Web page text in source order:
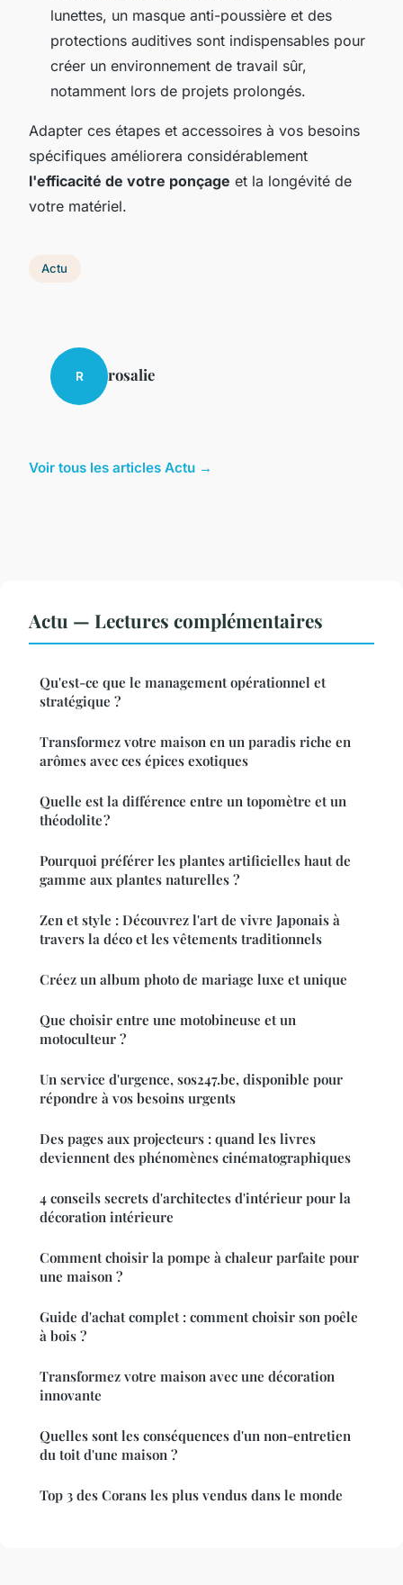
lunettes, un masque anti-poussière et des
protections auditives sont indispensables pour
créer un environnement de travail sûr,
notamment lors de projets prolongés.
Adapter ces étapes et accessoires à vos besoins
spécifiques améliorera considérablement
l'efficacité de votre ponçage et la longévité de
votre matériel.
Actu
R rosalie
Voir tous les articles Actu →
Actu — Lectures complémentaires
Qu'est-ce que le management opérationnel et
stratégique ?
Transformez votre maison en un paradis riche en
arômes avec ces épices exotiques
Quelle est la différence entre un topomètre et un
théodolite ?
Pourquoi préférer les plantes artificielles haut de
gamme aux plantes naturelles ?
Zen et style : Découvrez l'art de vivre Japonais à
travers la déco et les vêtements traditionnels
Créez un album photo de mariage luxe et unique
Que choisir entre une motobineuse et un
motoculteur ?
Un service d'urgence, sos247.be, disponible pour
répondre à vos besoins urgents
Des pages aux projecteurs : quand les livres
deviennent des phénomènes cinématographiques
4 conseils secrets d'architectes d'intérieur pour la
décoration intérieure
Comment choisir la pompe à chaleur parfaite pour
une maison ?
Guide d'achat complet : comment choisir son poêle
à bois ?
Transformez votre maison avec une décoration
innovante
Quelles sont les conséquences d'un non-entretien
du toit d'une maison ?
Top 3 des Corans les plus vendus dans le monde